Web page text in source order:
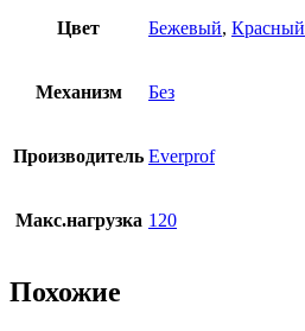
Цвет Бежевый, Красный
Механизм Без
Производитель Everprof
Макс.нагрузка 120
Похожие